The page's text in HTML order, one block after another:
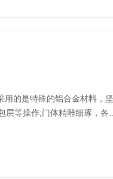
用的是特殊的铝合金材料，坚
层等操作;门体精雕细琢，各